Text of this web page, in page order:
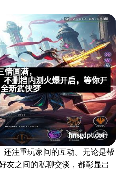
还注重玩家间的互动。无论是帮
友之间的私聊交谈，都彰显出